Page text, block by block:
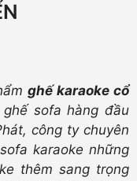
ghế karaoke cổ
sofa hàng đầu
công ty chuyên
karaoke những
thêm sang trọng